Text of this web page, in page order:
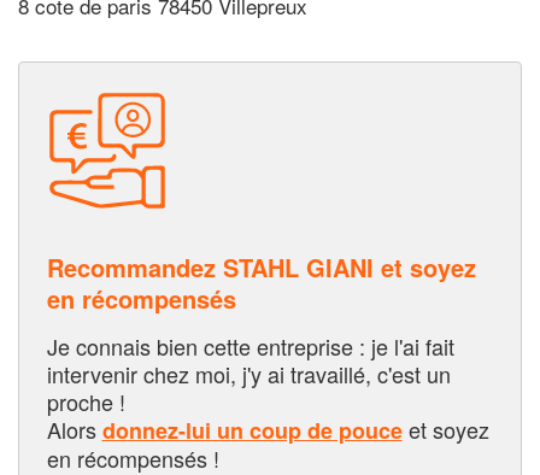
Recommandez STAHL GIANI et soyez
en récompensés
Je connais bien cette entreprise : je l'ai fait
intervenir chez moi, j'y ai travaillé, c'est un
proche !
Alorsdonnez-lui un coup de pouceet soyez
en récompensés !